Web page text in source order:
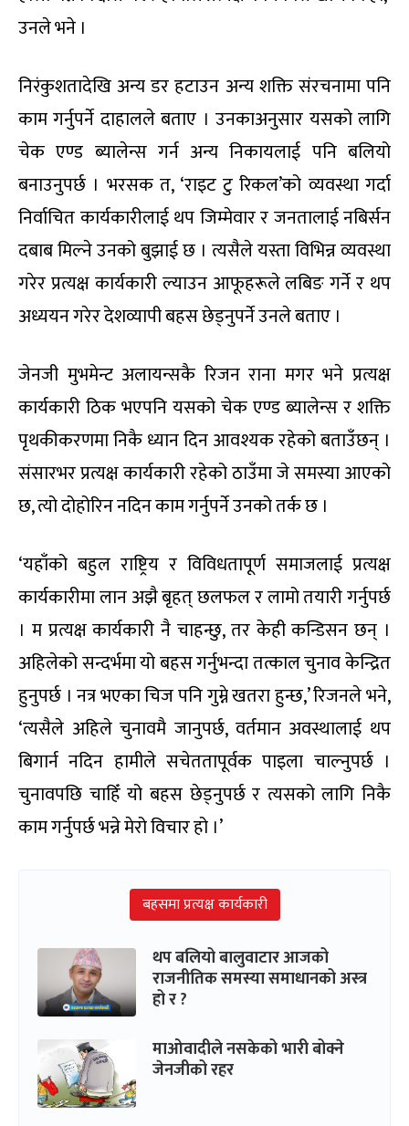
उनले भने ।
निरंकुशतादेखि अन्य डर हटाउन अन्य शक्ति संरचनामा पनि
काम गर्नुपर्ने दाहालले बताए । उनकाअनुसार यसको लागि
चेक एण्ड ब्यालेन्स गर्न अन्य निकायलाई पनि बलियो
बनाउनुपर्छ । भरसक त, ‘राइट टु रिकल’को व्यवस्था गर्दा
निर्वाचित कार्यकारीलाई थप जिम्मेवार र जनतालाई नबिर्सन
दबाब मिल्ने उनको बुझाई छ । त्यसैले यस्ता विभिन्न व्यवस्था
गरेर प्रत्यक्ष कार्यकारी ल्याउन आफूहरूले लबिङ गर्ने र थप
अध्ययन गरेर देशव्यापी बहस छेड्नुपर्ने उनले बताए ।
जेनजी मुभमेन्ट अलायन्सकै रिजन राना मगर भने प्रत्यक्ष
कार्यकारी ठिक भएपनि यसको चेक एण्ड ब्यालेन्स र शक्ति
पृथकीकरणमा निकै ध्यान दिन आवश्यक रहेको बताउँछन् ।
संसारभर प्रत्यक्ष कार्यकारी रहेको ठाउँमा जे समस्या आएको
छ, त्यो दोहोरिन नदिन काम गर्नुपर्ने उनको तर्क छ ।
‘यहाँको बहुल राष्ट्रिय र विविधतापूर्ण समाजलाई प्रत्यक्ष
कार्यकारीमा लान अझै बृहत् छलफल र लामो तयारी गर्नुपर्छ
। म प्रत्यक्ष कार्यकारी नै चाहन्छु, तर केही कन्डिसन छन् ।
अहिलेको सन्दर्भमा यो बहस गर्नुभन्दा तत्काल चुनाव केन्द्रित
हुनुपर्छ । नत्र भएका चिज पनि गुम्ने खतरा हुन्छ,’ रिजनले भने,
‘त्यसैले अहिले चुनावमै जानुपर्छ, वर्तमान अवस्थालाई थप
बिगार्न नदिन हामीले सचेततापूर्वक पाइला चाल्नुपर्छ ।
चुनावपछि चाहिँ यो बहस छेड्नुपर्छ र त्यसको लागि निकै
काम गर्नुपर्छ भन्ने मेरो विचार हो ।’
बहसमा प्रत्यक्ष कार्यकारी
थप बलियो बालुवाटार आजको
राजनीतिक समस्या समाधानको अस्त्र
हो र ?
माओवादीले नसकेको भारी बोक्ने
जेनजीको रहर